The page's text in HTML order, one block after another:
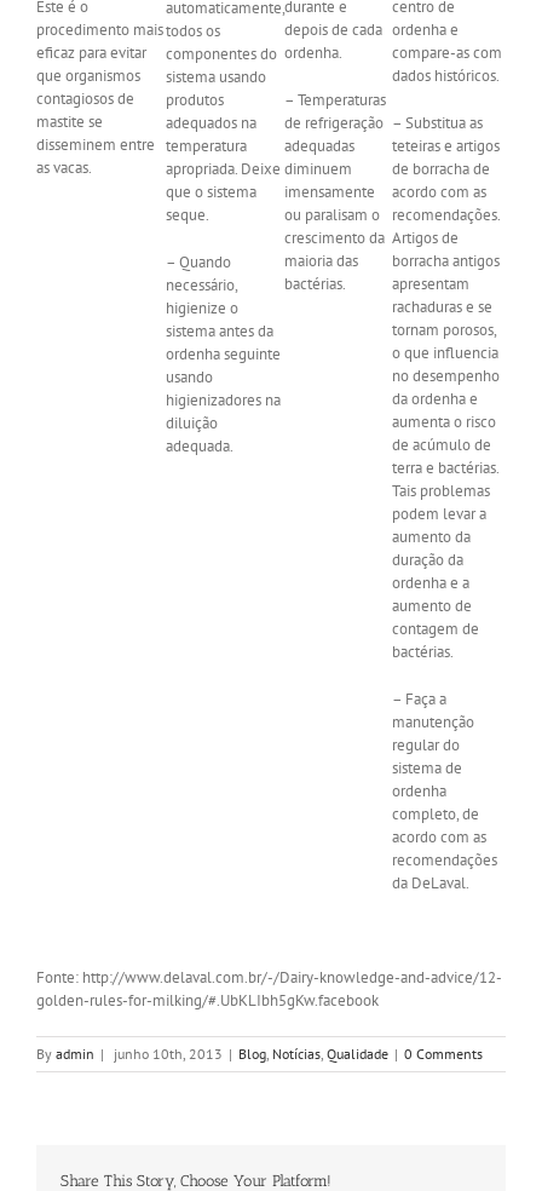
Este é o
procedimento mais
eficaz para evitar
que organismos
contagiosos de
mastite se
disseminem entre
as vacas.
automaticamente,
todos os
componentes do
sistema usando
produtos
adequados na
temperatura
apropriada. Deixe
que o sistema
seque.
– Quando
necessário,
higienize o
sistema antes da
ordenha seguinte
usando
higienizadores na
diluição
adequada.
durante e
depois de cada
ordenha.
– Temperaturas
de refrigeração
adequadas
diminuem
imensamente
ou paralisam o
crescimento da
maioria das
bactérias.
centro de
ordenha e
compare-as com
dados históricos.
– Substitua as
teteiras e artigos
de borracha de
acordo com as
recomendações.
Artigos de
borracha antigos
apresentam
rachaduras e se
tornam porosos,
o que influencia
no desempenho
da ordenha e
aumenta o risco
de acúmulo de
terra e bactérias.
Tais problemas
podem levar a
aumento da
duração da
ordenha e a
aumento de
contagem de
bactérias.
– Faça a
manutenção
regular do
sistema de
ordenha
completo, de
acordo com as
recomendações
da DeLaval.
Fonte: http://www.delaval.com.br/-/Dairy-knowledge-and-advice/12-
golden-rules-for-milking/#.UbKLIbh5gKw.facebook
By admin | junho 10th, 2013 | Blog Notícias Qualidade | 0 Comments
Share This Story, Choose Your Platform!